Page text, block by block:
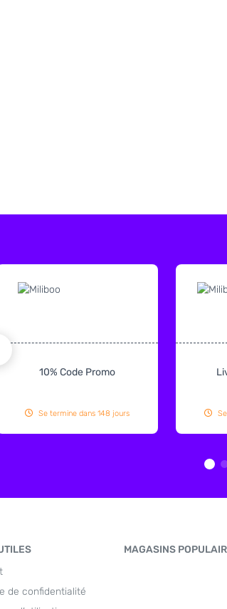
10% Code Promo
Se termine dans 148 jours
de confidentialité
MAGASINS